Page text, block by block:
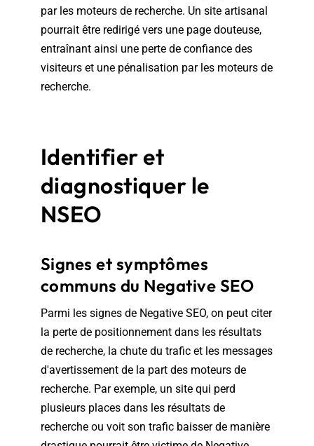
par les moteurs de recherche. Un site artisanal
pourrait être redirigé vers une page douteuse,
entraînant ainsi une perte de confiance des
visiteurs et une pénalisation par les moteurs de
recherche.
Identifier et
diagnostiquer le
NSEO
Signes et symptômes
communs du Negative SEO
Parmi les signes de Negative SEO, on peut citer
la perte de positionnement dans les résultats
de recherche, la chute du trafic et les messages
d'avertissement de la part des moteurs de
recherche. Par exemple, un site qui perd
plusieurs places dans les résultats de
recherche ou voit son trafic baisser de manière